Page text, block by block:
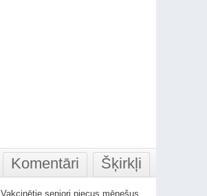
Komentāri Šķirkļi
Vakcinētie seniori piecus mēnešus